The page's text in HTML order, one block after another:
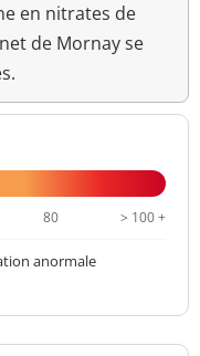
en nitrates de
de Mornay se
80 > 100 +
anormale